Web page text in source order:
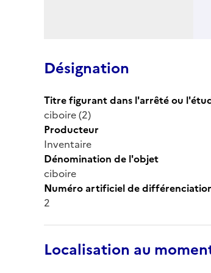
Désignation
Titre figurant dans l'arrêté ou
ciboire (2)
Producteur
Inventaire
Dénomination de l'objet
ciboire
Numéro artificiel de
2
Localisation au